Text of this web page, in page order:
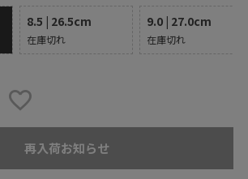
8.5 | 26.5cm
在庫切れ
9.0 | 27.0cm
在庫切れ
再入荷お知らせ